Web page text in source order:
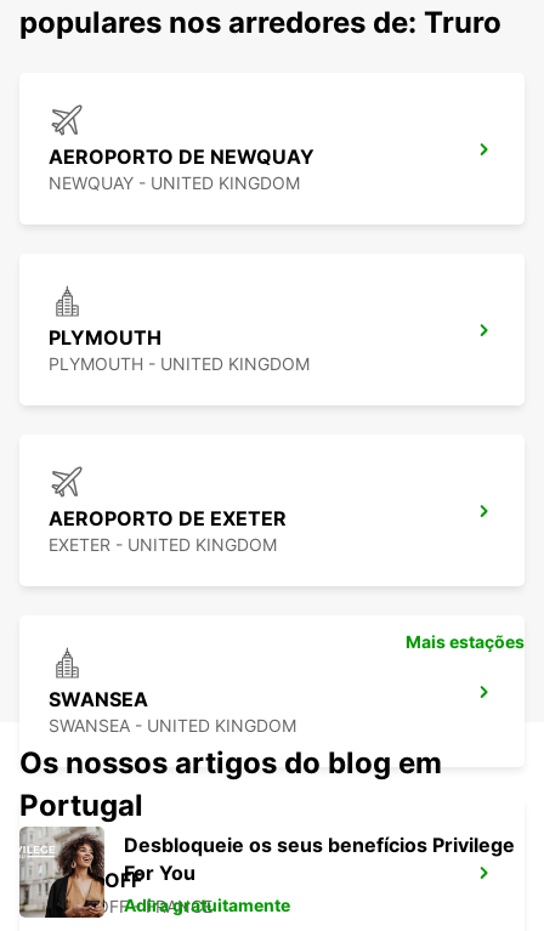
populares nos arredores de: Truro
AEROPORTO DE NEWQUAY
NEWQUAY - UNITED KINGDOM
PLYMOUTH
PLYMOUTH - UNITED KINGDOM
AEROPORTO DE EXETER
EXETER - UNITED KINGDOM
SWANSEA
SWANSEA - UNITED KINGDOM
ROSCOFF
ROSCOFF - FRANCE
Mais estações
Os nossos artigos do blog em
Portugal
Desbloqueie os seus benefícios Privilege
For You
Adira gratuitamente